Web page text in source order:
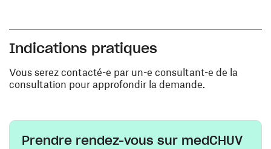
Indications pratiques
Vous serez contacté-e par un-e consultant-e de la
consultation pour approfondir la demande.
Prendre rendez-vous sur medCHUV